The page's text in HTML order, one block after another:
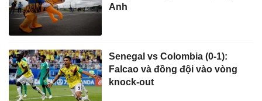
Anh
Senegal vs Colombia (0-1):
Falcao và đồng đội vào vòng
knock-out